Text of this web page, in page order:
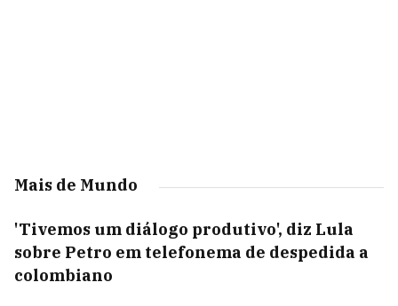
Mais de Mundo
'Tivemos um diálogo produtivo', diz Lula
sobre Petro em telefonema de despedida a
colombiano